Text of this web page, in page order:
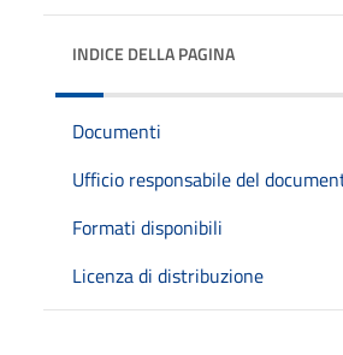
INDICE DELLA PAGINA
Documenti
Ufficio responsabile del
Formati disponibili
Licenza di distribuzione